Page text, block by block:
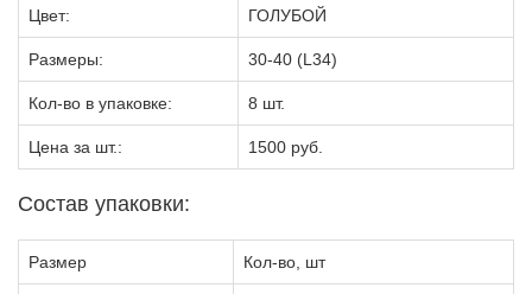
Цвет: ГОЛУБОЙ
Размеры: 30-40 (L34)
Кол-во в упаковке: 8 шт.
Цена за шт.: 1500 руб.
Состав упаковки:
Размер Кол-во, шт